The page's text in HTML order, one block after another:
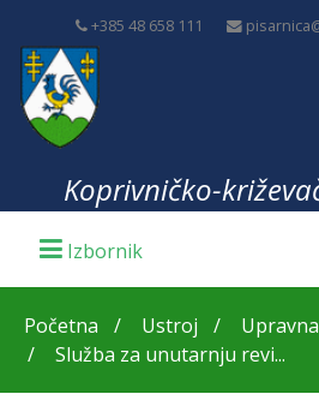
+385 48 658 111
Koprivničko-
Početna Ustroj
Služba za unutarnju revi...